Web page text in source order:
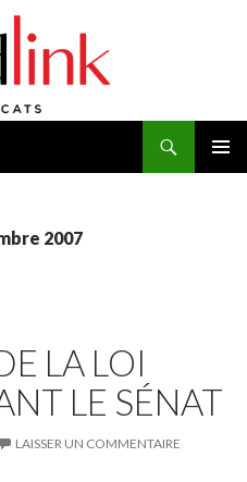
2007
LA LOI
LE SÉNAT
LAISSER UN COMMENTAIRE